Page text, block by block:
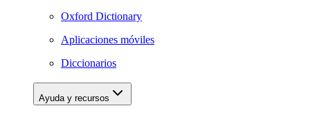
Oxford Dictionary
Aplicaciones móviles
Diccionarios
Ayuda y recursos